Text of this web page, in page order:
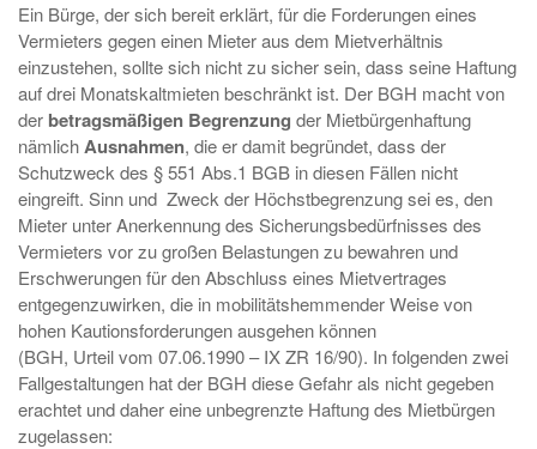
Ein Bürge, der sich bereit erklärt, für die Forderungen eines
Vermieters gegen einen Mieter aus dem Mietverhältnis
einzustehen, sollte sich nicht zu sicher sein, dass seine Haftung
auf drei Monatskaltmieten beschränkt ist. Der BGH macht von
der betragsmäßigen Begrenzung der Mietbürgenhaftung
nämlichAusnahmen, die er damit begründet, dass der
Schutzweck des § 551 Abs.1 BGB in diesen Fällen nicht
eingreift. Sinn und Zweck der Höchstbegrenzung sei es, den
Mieter unter Anerkennung des Sicherungsbedürfnisses des
Vermieters vor zu großen Belastungen zu bewahren und
Erschwerungen für den Abschluss eines Mietvertrages
entgegenzuwirken, die in mobilitätshemmender Weise von
hohen Kautionsforderungen ausgehen können
(BGH, Urteil vom 07.06.1990 – IX ZR 16/90). In folgenden zwei
Fallgestaltungen hat der BGH diese Gefahr als nicht gegeben
erachtet und daher eine unbegrenzte Haftung des Mietbürgen
zugelassen: